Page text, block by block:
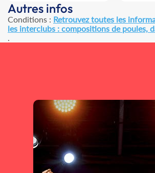
Autres infos
Conditions : Retrouvez toutes les
les interclubs : compositions de poules,
.